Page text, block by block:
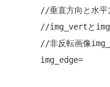
//垂直方向と水平
//img_vertと
//非反転画像